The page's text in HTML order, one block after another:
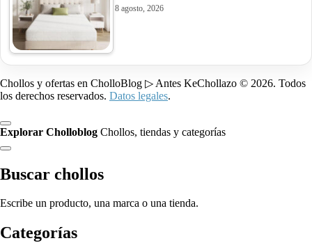
8 agosto, 2026
Chollos y ofertas en CholloBlog ▷ Antes KeChollazo © 2026. Todos
los derechos reservados. Datos legales.
Explorar Cholloblog Chollos, tiendas y categorías
Buscar chollos
Escribe un producto, una marca o una tienda.
Categorías